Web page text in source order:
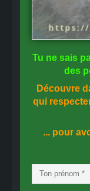
Tu ne sais
des
Découvre
qui
... pour